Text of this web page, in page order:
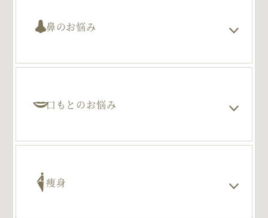
鼻のお悩み
口もとのお悩み
痩身